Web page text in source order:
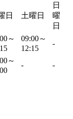
日 土曜日
日
曜
日
～
09:00～
12:15
-
～
- -